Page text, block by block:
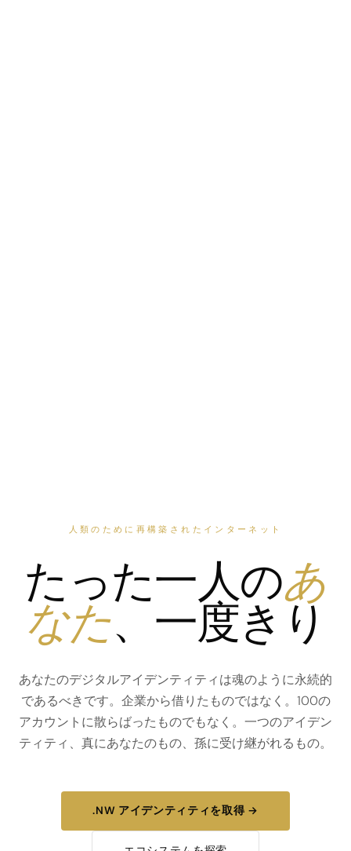
人類のために再構築されたインターネット
たった一人のあ
なた、一度きり
あなたのデジタルアイデンティティは魂のように永続的
であるべきです。企業から借りたものではなく。100の
アカウントに散らばったものでもなく。一つのアイデン
ティティ、真にあなたのもの、孫に受け継がれるもの。
.NW アイデンティティを取得 →